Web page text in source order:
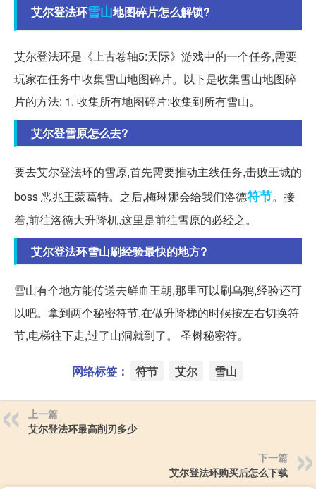
艾尔登法环雪山地图碎片怎么解锁?
艾尔登法环是《上古卷轴5:天际》游戏中的一个任务,需要
玩家在任务中收集雪山地图碎片。以下是收集雪山地图碎
片的方法: 1. 收集所有地图碎片:收集到所有雪山。
艾尔登雪原怎么去?
要去艾尔登法环的雪原,首先需要推动主线任务,击败王城的
boss 恶兆王蒙葛特。之后,梅琳娜会给我们洛德符节。接
着,前往洛德大升降机,这里是前往雪原的必经之。
艾尔登法环雪山刷经验最快的地方?
雪山有个地方能传送去鲜血王朝,那里可以刷乌鸦,经验还可
以吧。拿到两个秘密符节,在做升降梯的时候按左右切换符
节,电梯往下走,过了山洞就到了。 圣树秘密符。
网络标签： 符节 艾尔 雪山
上一篇
艾尔登法环最高削刃多少
下一篇
艾尔登法环购买后怎么下载